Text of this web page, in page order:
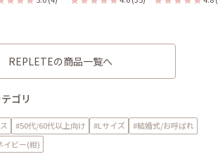
REPLETEの商品一覧へ
ゴリ
#50代/60代以上向け #Lサイズ
#結婚式/お呼ばれ
イビー(紺)